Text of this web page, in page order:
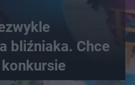
bliźniaka. Chce